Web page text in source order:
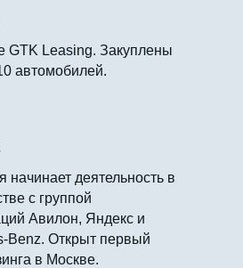
GTK Leasing. Закуплены
автомобилей.
начинает деятельность в
с группой
Авилон, Яндекс и
Benz. Открыт первый
в Москве.